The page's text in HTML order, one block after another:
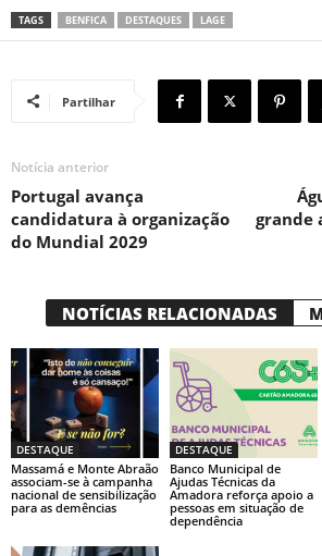
TAGS BENFICA DESTAQUES LAGE
Partilhar
Notícia anterior
Portugal avança
candidatura à organização
do Mundial 2029
grande
NOTÍCIAS RELACIONADAS
DESTAQUE
Massamá e Monte Abraão
associam-se à campanha
nacional de sensibilização
para as demências
DESTAQUE
Banco Municipal de
Ajudas Técnicas da
Amadora reforça apoio a
pessoas em situação de
dependência